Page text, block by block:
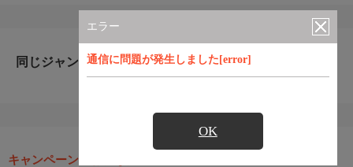
エラー
通信に問題が発生しました[error]
OK
同じジャンルのおすすめ番組
キャンペーン・お得な情報